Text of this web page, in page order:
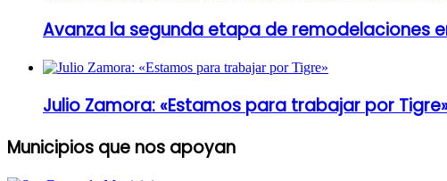
Avanza la segunda etapa de remodelaciones
Julio Zamora: «Estamos para trabajar por
Municipios que nos apoyan